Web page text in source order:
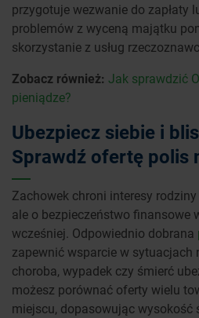
przygotuje wezwanie do zapłaty
problemów z wyceną majątku
skorzystanie z usług
Zobacz również: Jak sprawdzić
pieniądze?
Ubezpiecz siebie i
Sprawdź ofertę polis
Zachowek chroni interesy
ale o bezpieczeństwo finansowe
wcześniej. Odpowiednio dobrana
zapewnić wsparcie w sytuacjach
choroba, wypadek czy śmierć
możesz porównać oferty wielu
miejscu, dopasowując wysokość